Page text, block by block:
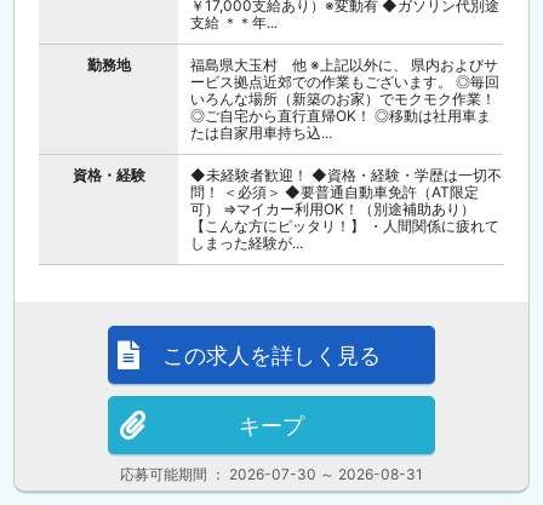
￥17,000支給あり）※変動有 ◆ガソリン代別途
支給 ＊＊年...
勤務地
福島県大玉村 他 ※上記以外に、 県内およびサ
ービス拠点近郊での作業もございます。 ◎毎回
いろんな場所（新築のお家）でモクモク作業！
◎ご自宅から直行直帰OK！ ◎移動は社用車ま
たは自家用車持ち込...
資格・経験
◆未経験者歓迎！ ◆資格・経験・学歴は一切不
問！ ＜必須＞ ◆要普通自動車免許（AT限定
可） ⇒マイカー利用OK！（別途補助あり）
【こんな方にピッタリ！】 ・人間関係に疲れて
しまった経験が...
応募可能期間 ： 2026-07-30 ～ 2026-08-31
この求人を詳しく見る
キープ